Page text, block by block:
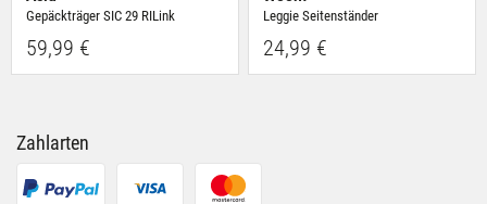
Gepäckträger SIC 29 RILink
59,99 €
Leggie Seitenständer
24,99 €
Zahlarten